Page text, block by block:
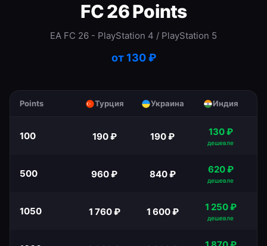
FC 26 Points
EA FC 26 - PlayStation 4 / PlayStation 5
от 130₽
Points Турция Украина Индия
100 190₽ 190₽ 130₽
дешевле
500 960₽ 840₽ 620₽
дешевле
1050 1 760₽ 1 600₽ 1 250₽
дешевле